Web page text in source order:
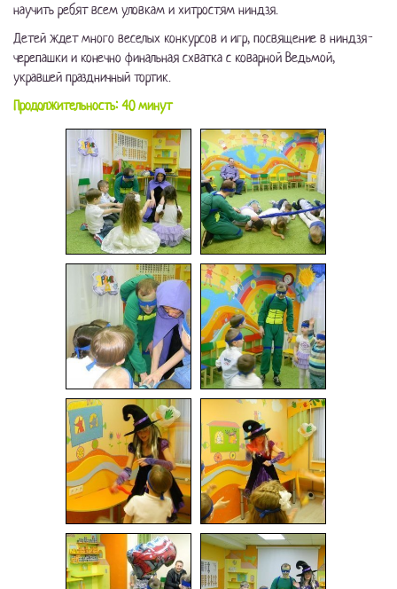
научить ребят всем уловкам и хитростям ниндзя.
Детей ждет много веселых конкурсов и игр, посвящение в ниндзя-
черепашки и конечно финальная схватка с коварной Ведьмой,
укравшей праздничный тортик.
Продолжительность: 40 минут